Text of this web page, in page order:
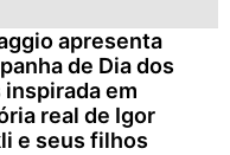
apresenta
de Dia dos
inspirada em
real de Igor
e seus filhos